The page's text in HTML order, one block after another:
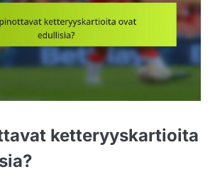
ketteryyskartioita